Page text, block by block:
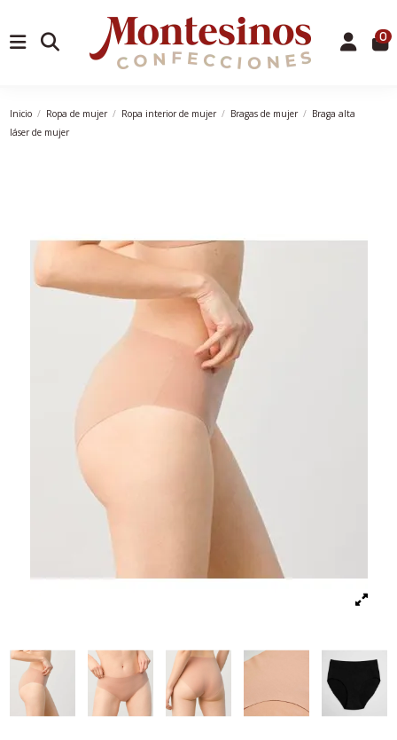
0
Inicio Ropa de mujer Ropa interior de mujer Bragas de mujer
Braga alta
láser de mujer